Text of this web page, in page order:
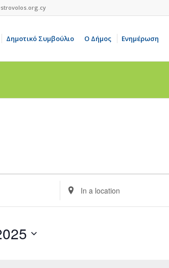
Δημοτικό Συμβούλιο Ο Δήμος Ενημέρωση
Enter
Location.
Search